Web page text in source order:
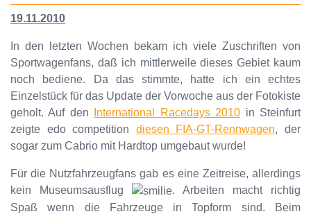
19.11.2010
In den letzten Wochen bekam ich viele Zuschriften von
Sportwagenfans, daß ich mittlerweile dieses Gebiet kaum
noch bediene. Da das stimmte, hatte ich ein echtes
Einzelstück für das Update der Vorwoche aus der Fotokiste
geholt. Auf den
International Racedays 2010 in Steinfurt
zeigte edo competition diesen FIA-GT-Rennwagen, der
sogar zum Cabrio mit Hardtop umgebaut wurde!
Für die Nutzfahrzeugfans gab es eine Zeitreise, allerdings
kein Museumsausflug
. Arbeiten macht richtig
Spaß wenn die Fahrzeuge in Topform sind. Beim